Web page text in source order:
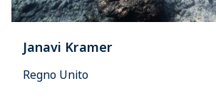
Janavi Kramer
Regno Unito